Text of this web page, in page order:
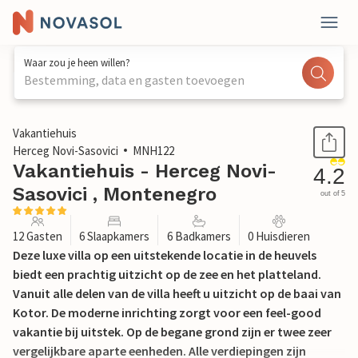
Waar zou je heen willen?
Bestemming, data en gasten toevoegen
1 / 52
Vakantiehuis
Herceg Novi-Sasovici
MNH122
Vakantiehuis - Herceg Novi-
Sasovici , Montenegro
4.2
out of 5
12 Gasten 6 Slaapkamers 6 Badkamers 0 Huisdieren
Deze luxe villa op een uitstekende locatie in de heuvels
biedt een prachtig uitzicht op de zee en het platteland.
Vanuit alle delen van de villa heeft u uitzicht op de baai van
Kotor. De moderne inrichting zorgt voor een feel-good
vakantie bij uitstek. Op de begane grond zijn er twee zeer
vergelijkbare aparte eenheden. Alle verdiepingen zijn